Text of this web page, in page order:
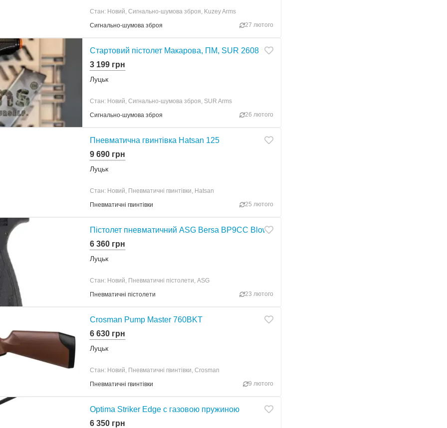
Стан: Новий, Сигнально-шумова зброя, Kuzey Arms
Сигнально-шумова зброя
27 лютого
Стартовий пістолет Макарова, ПМ, SUR 2608
3 199 грн
Луцьк
Стан: Новий, Сигнально-шумова зброя, SUR Arms
Сигнально-шумова зброя
26 лютого
Пневматична гвинтівка Hatsan 125
9 690 грн
Луцьк
Стан: Новий, Пневматичні гвинтівки, Hatsan
Пневматичні гвинтівки
25 лютого
Пістолет пневматичний ASG Bersa BP9CC Blowback 4.5 мм
6 360 грн
Луцьк
Стан: Новий, Пневматичні пістолети, ASG
Пневматичні пістолети
23 лютого
Crosman Pump Master 760BKT
6 630 грн
Луцьк
Стан: Новий, Пневматичні гвинтівки, Crosman
Пневматичні гвинтівки
9 лютого
Optima Striker Edge c газовою пружиною
6 350 грн